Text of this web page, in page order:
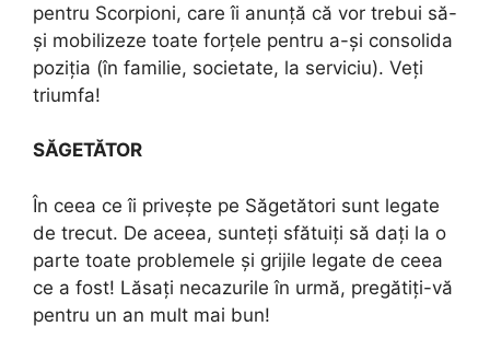
pentru Scorpioni, care îi anunță că vor trebui să-
și mobilizeze toate forțele pentru a-și consolida
poziția (în familie, societate, la serviciu). Veți
triumfa!
SĂGETĂTOR
În ceea ce îi privește pe Săgetători sunt legate
de trecut. De aceea, sunteți sfătuiți să dați la o
parte toate problemele și grijile legate de ceea
ce a fost! Lăsați necazurile în urmă, pregătiți-vă
pentru un an mult mai bun!